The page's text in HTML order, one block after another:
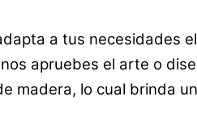
a tus necesidades
apruebes el arte o
madera, lo cual brinda